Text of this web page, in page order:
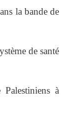
la bande de
de santé
Palestiniens à